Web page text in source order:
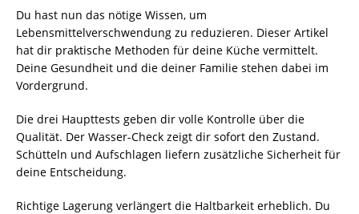
Du hast nun das nötige Wissen, um
Lebensmittelverschwendung zu reduzieren. Dieser Artikel
hat dir praktische Methoden für deine Küche vermittelt.
Deine Gesundheit und die deiner Familie stehen dabei im
Vordergrund.
Die drei Haupttests geben dir volle Kontrolle über die
Qualität. Der Wasser-Check zeigt dir sofort den Zustand.
Schütteln und Aufschlagen liefern zusätzliche Sicherheit für
deine Entscheidung.
Richtige Lagerung verlängert die Haltbarkeit erheblich. Du